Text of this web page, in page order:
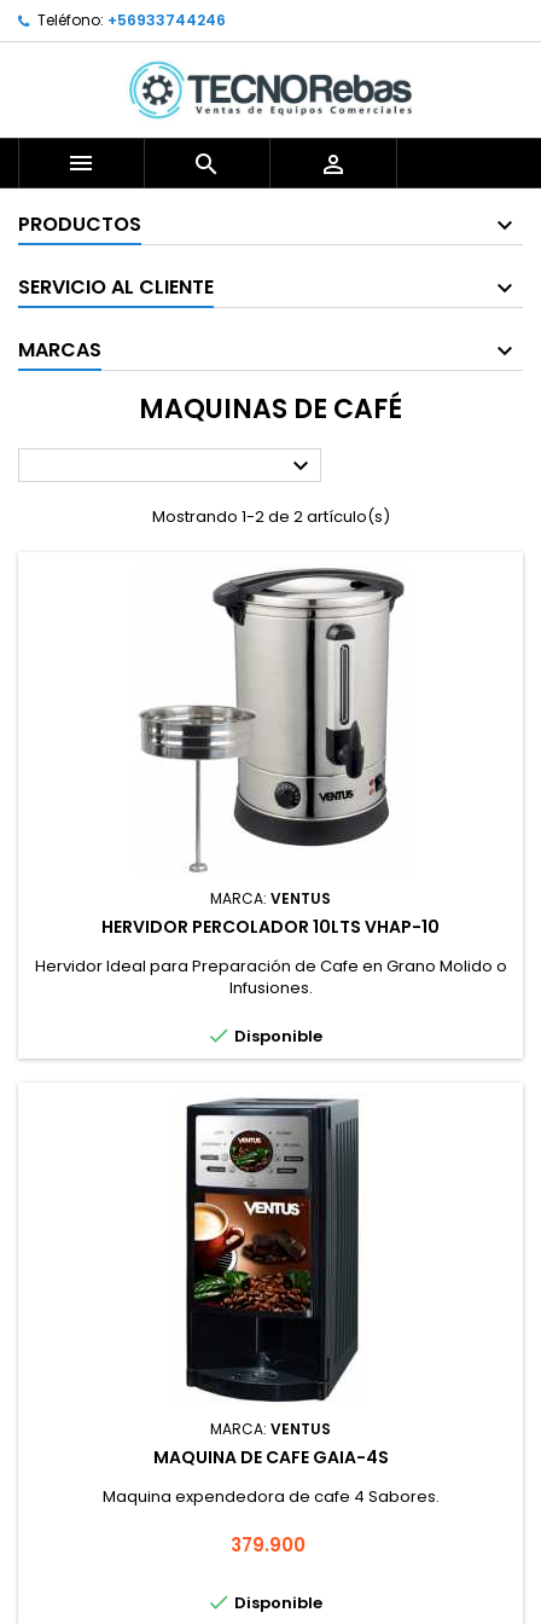
Teléfono: +56933744246
  
PRODUCTOS
SERVICIO AL CLIENTE
MARCAS
MAQUINAS DE CAFÉ

Mostrando 1-2 de 2 artículo(s)
MARCA: VENTUS
HERVIDOR PERCOLADOR 10LTS VHAP-10
Hervidor Ideal para Preparación de Cafe en Grano Molido o
Infusiones.
 Disponible
MARCA: VENTUS
MAQUINA DE CAFE GAIA-4S
Maquina expendedora de cafe 4 Sabores.
Precio
379.900
 Disponible